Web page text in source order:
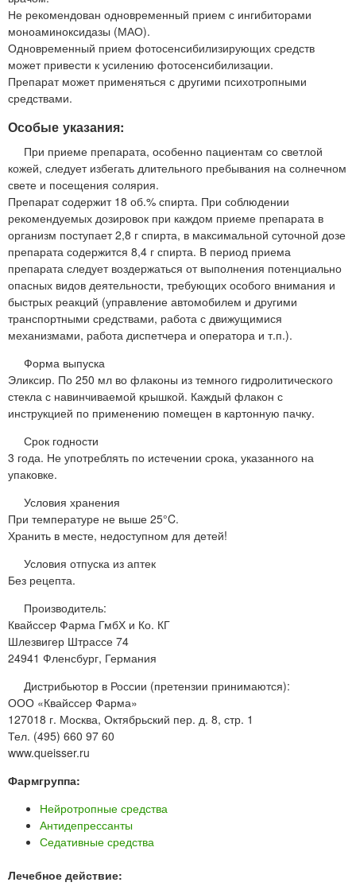
Не рекомендован одновременный прием с ингибиторами
моноаминоксидазы (МАО).
Одновременный прием фотосенсибилизирующих средств
может привести к усилению фотосенсибилизации.
Препарат может применяться с другими психотропными
средствами.
Особые указания:
При приеме препарата, особенно пациентам со светлой
кожей, следует избегать длительного пребывания на солнечном
свете и посещения солярия.
Препарат содержит 18 об.% спирта. При соблюдении
рекомендуемых дозировок при каждом приеме препарата в
организм поступает 2,8 г спирта, в максимальной суточной дозе
препарата содержится 8,4 г спирта. В период приема
препарата следует воздержаться от выполнения потенциально
опасных видов деятельности, требующих особого внимания и
быстрых реакций (управление автомобилем и другими
транспортными средствами, работа с движущимися
механизмами, работа диспетчера и оператора и т.п.).
Форма выпуска
Эликсир. По 250 мл во флаконы из темного гидролитического
стекла с навинчиваемой крышкой. Каждый флакон с
инструкцией по применению помещен в картонную пачку.
Срок годности
3 года. Не употреблять по истечении срока, указанного на
упаковке.
Условия хранения
При температуре не выше 25°C.
Хранить в месте, недоступном для детей!
Условия отпуска из аптек
Без рецепта.
Производитель:
Квайссер Фарма ГмбХ и Ко. КГ
Шлезвигер Штрассе 74
24941 Фленсбург, Германия
Дистрибьютор в России (претензии принимаются):
ООО «Квайссер Фарма»
127018 г. Москва, Октябрьский пер. д. 8, стр. 1
Тел. (495) 660 97 60
www.queisser.ru
Фармгруппа:
Нейротропные средства
Антидепрессанты
Седативные средства
Лечебное действие: